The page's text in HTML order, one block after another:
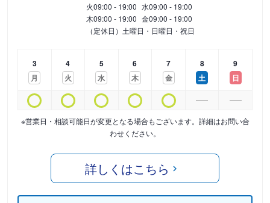
火09:00 - 19:00 水09:00 - 19:00
木09:00 - 19:00 金09:00 - 19:00
（定休日）土曜日・日曜日・祝日
3
月
4
火
5
水
6
木
7
金
8
土
9
日
※営業日・相談可能日が変更となる場合もございます。詳細はお問い合
わせください。
詳しくはこちら